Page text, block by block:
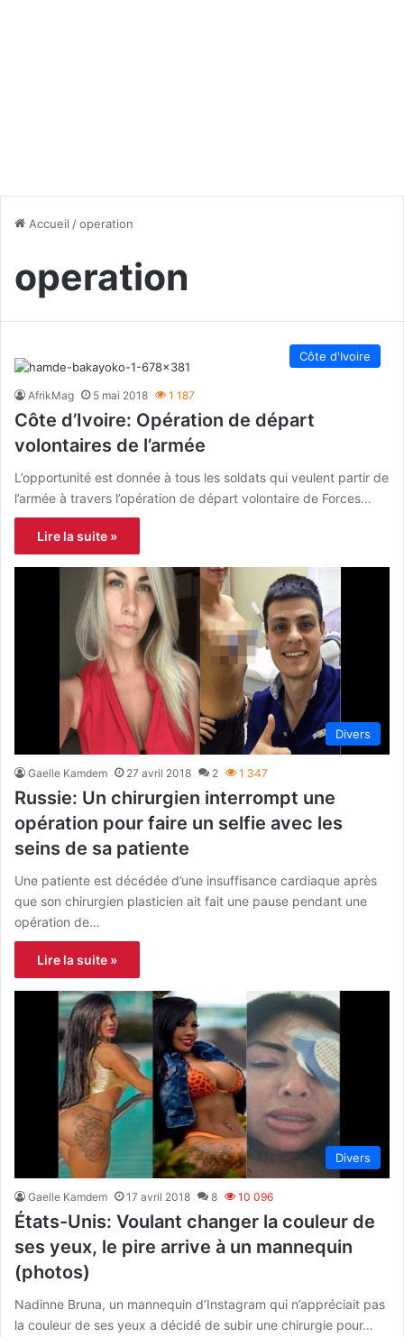
Accueil /operation
operation
Côte d'Ivoire
AfrikMag 5 mai 2018 1 187
Côte d’Ivoire: Opération de départ
volontaires de l’armée
L’opportunité est donnée à tous les soldats qui veulent partir de
l’armée à travers l’opération de départ volontaire de Forces…
Lire la suite »
Divers
Gaelle Kamdem 27 avril 2018 2 1 347
Russie: Un chirurgien interrompt une
opération pour faire un selfie avec les
seins de sa patiente
Une patiente est décédée d’une insuffisance cardiaque après
que son chirurgien plasticien ait fait une pause pendant une
opération de…
Lire la suite »
Divers
Gaelle Kamdem 17 avril 2018 8 10 096
États-Unis: Voulant changer la couleur de
ses yeux, le pire arrive à un mannequin
(photos)
Nadinne Bruna, un mannequin d’Instagram qui n’appréciait pas
la couleur de ses yeux a décidé de subir une chirurgie pour…